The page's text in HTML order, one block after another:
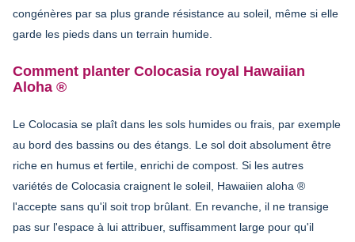
congénères par sa plus grande résistance au soleil, même si elle
garde les pieds dans un terrain humide.
Comment planter Colocasia royal Hawaiian
Aloha ®
Le Colocasia se plaît dans les sols humides ou frais, par exemple
au bord des bassins ou des étangs. Le sol doit absolument être
riche en humus et fertile, enrichi de compost. Si les autres
variétés de Colocasia craignent le soleil, Hawaiien aloha ®
l'accepte sans qu'il soit trop brûlant. En revanche, il ne transige
pas sur l'espace à lui attribuer, suffisamment large pour qu'il